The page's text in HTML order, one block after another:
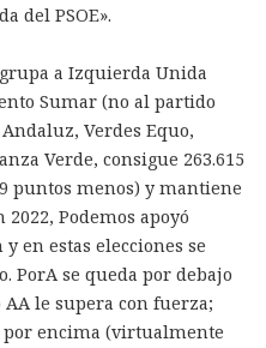
del PSOE».
a Izquierda Unida
Sumar (no al partido
Verdes Equo,
Verde, consigue 263.615
puntos menos) y mantiene
Podemos apoyó
en estas elecciones se
se queda por debajo
AA le supera con fuerza;
por encima (virtualmente